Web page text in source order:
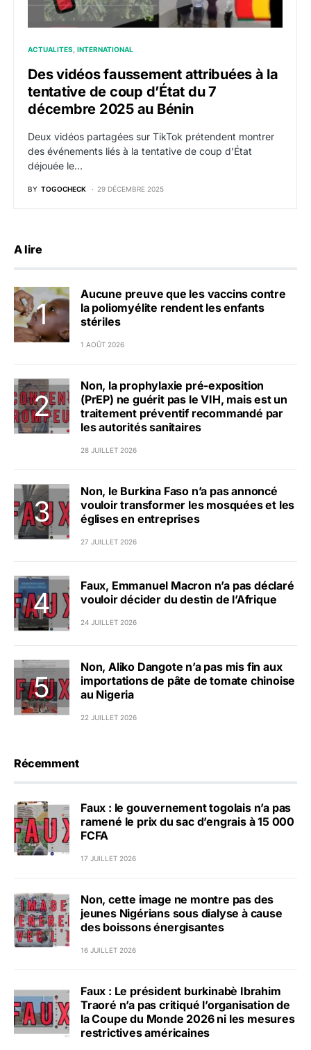
ACTUALITES INTERNATIONAL
Des vidéos faussement attribuées à la
tentative de coup d’État du 7
décembre 2025 au Bénin
Deux vidéos partagées sur TikTok prétendent montrer
des événements liés à la tentative de coup d’État
déjouée le…
BY TOGOCHECK 29 DÉCEMBRE 2025
A lire
Aucune preuve que les vaccins contre
la poliomyélite rendent les enfants
stériles
1 AOÛT 2026
Non, la prophylaxie pré-exposition
(PrEP) ne guérit pas le VIH, mais est un
traitement préventif recommandé par
les autorités sanitaires
28 JUILLET 2026
Non, le Burkina Faso n’a pas annoncé
vouloir transformer les mosquées et les
églises en entreprises
27 JUILLET 2026
Faux, Emmanuel Macron n’a pas déclaré
vouloir décider du destin de l’Afrique
24 JUILLET 2026
Non, Aliko Dangote n’a pas mis fin aux
importations de pâte de tomate chinoise
au Nigeria
22 JUILLET 2026
Récemment
Faux : le gouvernement togolais n’a pas
ramené le prix du sac d’engrais à 15 000
FCFA
17 JUILLET 2026
Non, cette image ne montre pas des
jeunes Nigérians sous dialyse à cause
des boissons énergisantes
16 JUILLET 2026
Faux : Le président burkinabè Ibrahim
Traoré n’a pas critiqué l’organisation de
la Coupe du Monde 2026 ni les mesures
restrictives américaines